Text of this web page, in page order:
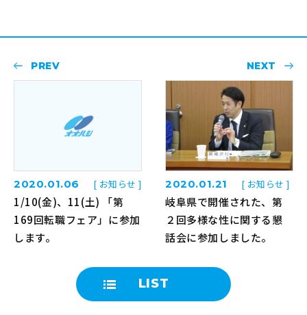
PREV
2020.01.06 [ お知らせ ]
1/10(金)、11(土) 「第
169回転職フェア」に参加
します。
LIST
NEXT
2020.01.21 [ お知らせ ]
岐阜県で開催された、第
２回多様な性に関する懇
話会に参加しました。